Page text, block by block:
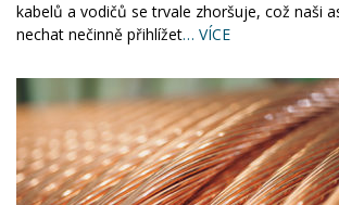
kabelů a vodičů se trvale zhoršuje, což naši
nechat nečinně přihlížet… VÍCE